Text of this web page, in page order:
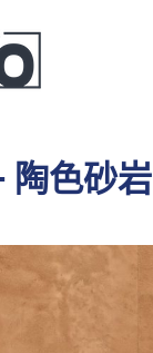
陶色砂岩